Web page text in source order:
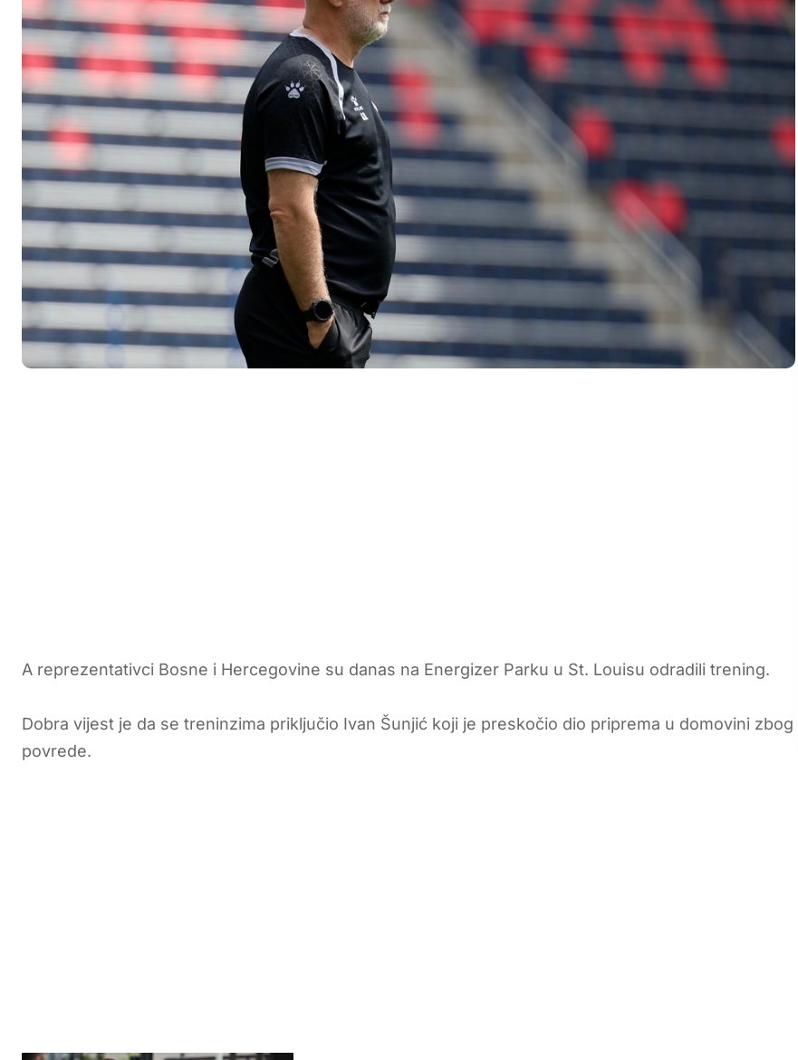
A reprezentativci Bosne i Hercegovine su danas na Energizer Parku u St. Louisu odradili trening.
Dobra vijest je da se treninzima priključio Ivan Šunjić koji je preskočio dio priprema u domovini zbog
povrede.